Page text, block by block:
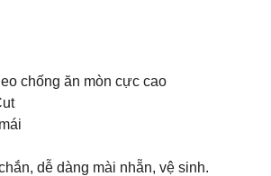
chống ăn mòn cực cao
dễ dàng mài nhẵn, vệ sinh.